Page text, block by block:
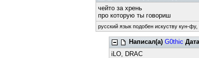
чейто за хрень
про которую ты говориш
русский язык подобен искуству кун-
Написал(а) G0thic Дата
iLO, DRAC